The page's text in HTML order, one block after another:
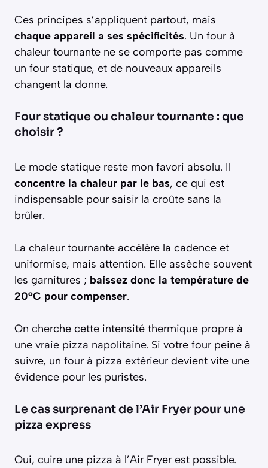
Ces principes s’appliquent partout, mais
chaque appareil a ses spécificités. Un four à
chaleur tournante ne se comporte pas comme
un four statique, et de nouveaux appareils
changent la donne.
Four statique ou chaleur tournante : que
choisir ?
Le mode statique reste mon favori absolu. Il
concentre la chaleur par le bas, ce qui est
indispensable pour saisir la croûte sans la
brûler.
La chaleur tournante accélère la cadence et
uniformise, mais attention. Elle assèche souvent
les garnitures ; baissez donc la température de
20°C pour compenser.
On cherche cette intensité thermique propre à
une vraie pizza napolitaine. Si votre four peine à
suivre, un four à pizza extérieur devient vite une
évidence pour les puristes.
Le cas surprenant de l’Air Fryer pour une
pizza express
Oui, cuire une pizza à l’Air Fryer est possible.